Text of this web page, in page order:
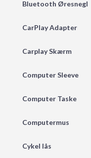
Bluetooth Øresnegl
CarPlay Adapter
Carplay Skærm
Computer Sleeve
Computer Taske
Computermus
Cykel lås